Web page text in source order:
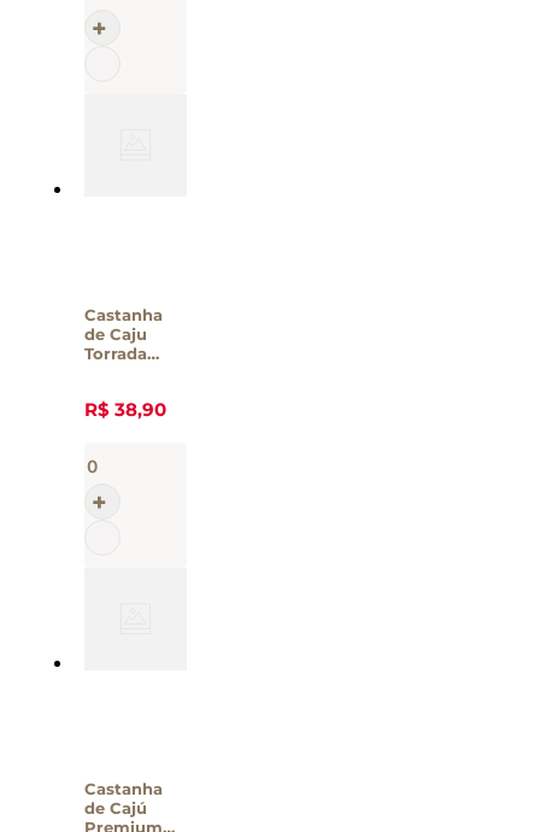
Castanha
de Caju
Torrada
R$ 38,90
Castanha
de Cajú
Premium